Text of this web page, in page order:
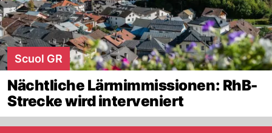
Scuol GR
Nächtliche Lärmimmissionen: RhB-
Strecke wird interveniert